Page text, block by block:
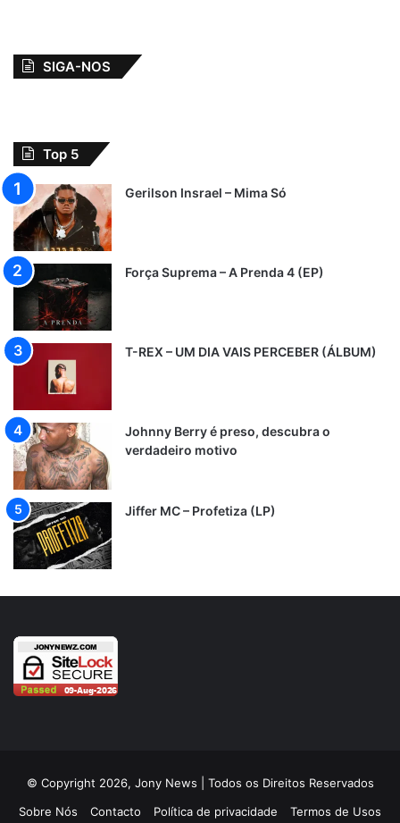
SIGA-NOS
Top 5
Gerilson Insrael – Mima Só
Força Suprema – A Prenda 4 (EP)
T-REX – UM DIA VAIS PERCEBER (ÁLBUM)
Johnny Berry é preso, descubra o
verdadeiro motivo
Jiffer MC – Profetiza (LP)
© Copyright 2026, Jony News | Todos os Direitos Reservados
Sobre Nós
Contacto Política de privacidade Termos de Usos